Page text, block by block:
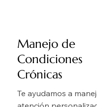
Manejo de
Condiciones
Crónicas
Te ayudamos a